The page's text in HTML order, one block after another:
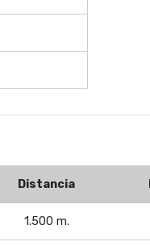
Distancia
1.500 m.